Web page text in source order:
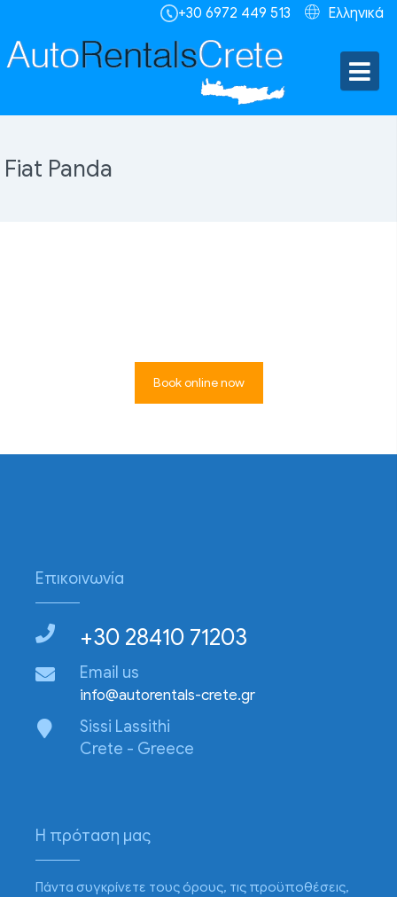
Ελληνικά
+30 6972 449 513
Fiat Panda
Book online now
Επικοινωνία
+30 28410 71203
Email us
info@autorentals-crete.gr
Sissi Lassithi
Crete - Greece
Η πρόταση μας
Πάντα συγκρίνετε τους όρους, τις προϋποθέσεις,